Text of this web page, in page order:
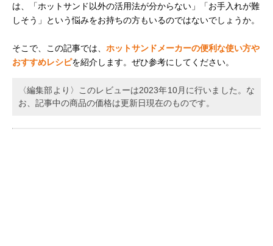
は、「ホットサンド以外の活用法が分からない」「お手入れが難
しそう」という悩みをお持ちの方もいるのではないでしょうか。
そこで、この記事では、 ホットサンドメーカーの便利な使い方や
おすすめレシピを紹介します。ぜひ参考にしてください。
〈編集部より〉このレビューは2023年10月に行いました。な
お、記事中の商品の価格は更新日現在のものです。